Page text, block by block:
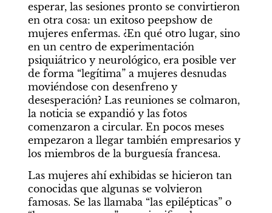
esperar, las sesiones pronto se convirtieron
en otra cosa: un exitoso peepshow de
mujeres enfermas. ¿En qué otro lugar, sino
en un centro de experimentación
psiquiátrico y neurológico, era posible ver
de forma “legítima” a mujeres desnudas
moviéndose con desenfreno y
desesperación? Las reuniones se colmaron,
la noticia se expandió y las fotos
comenzaron a circular. En pocos meses
empezaron a llegar también empresarios y
los miembros de la burguesía francesa.
Las mujeres ahí exhibidas se hicieron tan
conocidas que algunas se volvieron
famosas. Se las llamaba “las epilépticas” o